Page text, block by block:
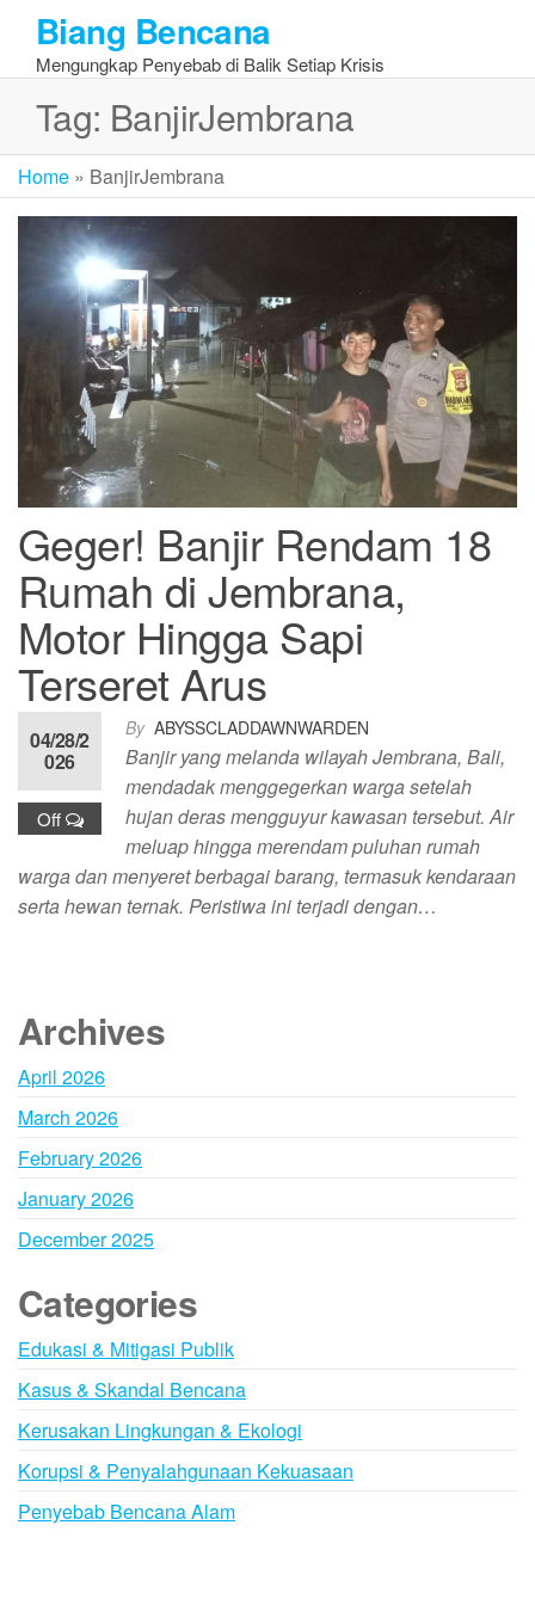
the
content
Biang Bencana
Mengungkap Penyebab di Balik Setiap Krisis
Tag: BanjirJembrana
Home » BanjirJembrana
Geger! Banjir Rendam 18
Rumah di Jembrana,
Motor Hingga Sapi
Terseret Arus
By ABYSSCLADDAWNWARDEN
04/28/2
026
Off
Banjir yang melanda wilayah Jembrana, Bali,
mendadak menggegerkan warga setelah
hujan deras mengguyur kawasan tersebut. Air
meluap hingga merendam puluhan rumah
warga dan menyeret berbagai barang, termasuk kendaraan
serta hewan ternak. Peristiwa ini terjadi dengan…
Archives
April 2026
March 2026
February 2026
January 2026
December 2025
Categories
Edukasi & Mitigasi Publik
Kasus & Skandal Bencana
Kerusakan Lingkungan & Ekologi
Korupsi & Penyalahgunaan Kekuasaan
Penyebab Bencana Alam